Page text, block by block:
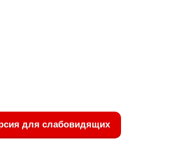
для слабовидящих